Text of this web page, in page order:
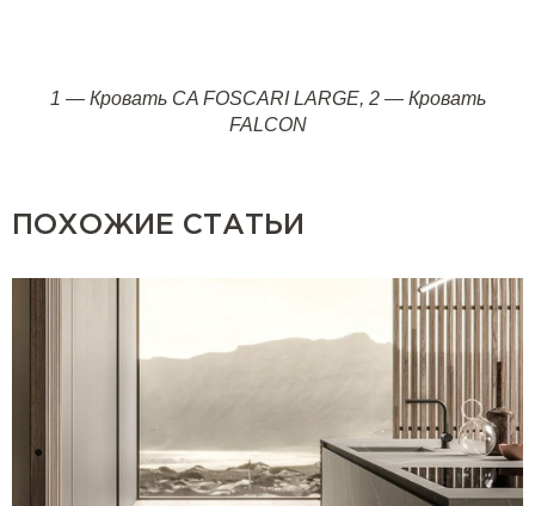
1 — Кровать CA FOSCARI LARGE, 2 — Кровать
FALCON
ПОХОЖИЕ СТАТЬИ